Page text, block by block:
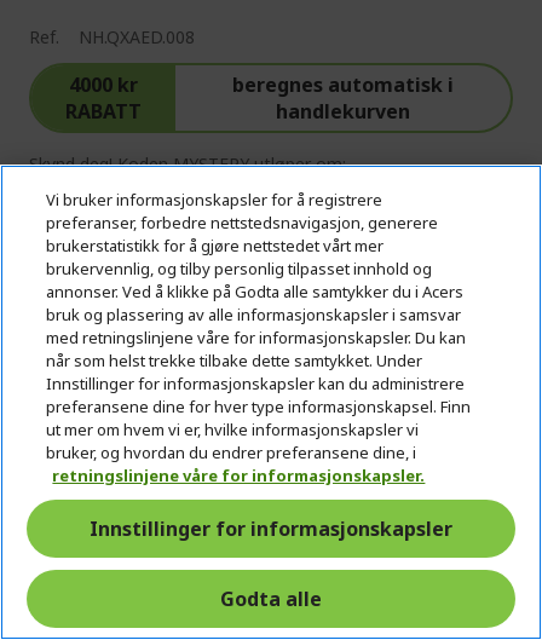
Ref. NH.QXAED.008
4000 kr
RABATT
beregnes automatisk i
handlekurven
Skynd deg! Koden MYSTERY utløper om:
03
Dager
14
Timer
03
Minutter
Windows 11 Home
Intel® Core™ Ultra 9 275HX prosessor 2,70 GHz
40,6 cm (16") OLED 2,5K (2560 x 1600) 16:10 165 Hz
64 GB, DDR5 SDRAM
2 TB SSD
NVIDIA® GeForce RTX™ 5070 med 8 GB dedikert
minne
Vi bruker informasjonskapsler for å registrere
preferanser, forbedre nettstedsnavigasjon, generere
brukerstatistikk for å gjøre nettstedet vårt mer
brukervennlig, og tilby personlig tilpasset innhold og
annonser. Ved å klikke på Godta alle samtykker du i Acers
bruk og plassering av alle informasjonskapsler i samsvar
med retningslinjene våre for informasjonskapsler. Du kan
når som helst trekke tilbake dette samtykket. Under
Innstillinger for informasjonskapsler kan du administrere
preferansene dine for hver type informasjonskapsel. Finn
ut mer om hvem vi er, hvilke informasjonskapsler vi
bruker, og hvordan du endrer preferansene dine, i
retningslinjene våre for informasjonskapsler.
Innstillinger for informasjonskapsler
Godta alle